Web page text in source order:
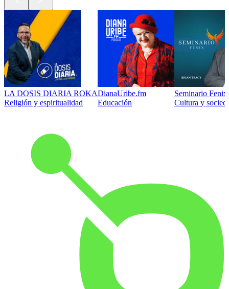
LA DOSIS DIARIA ROKA
Religión y espiritualidad
DianaUribe.fm
Educación
Seminario
Cultura y